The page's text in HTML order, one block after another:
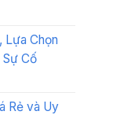
Lựa Chọn
Cố
Rẻ và Uy